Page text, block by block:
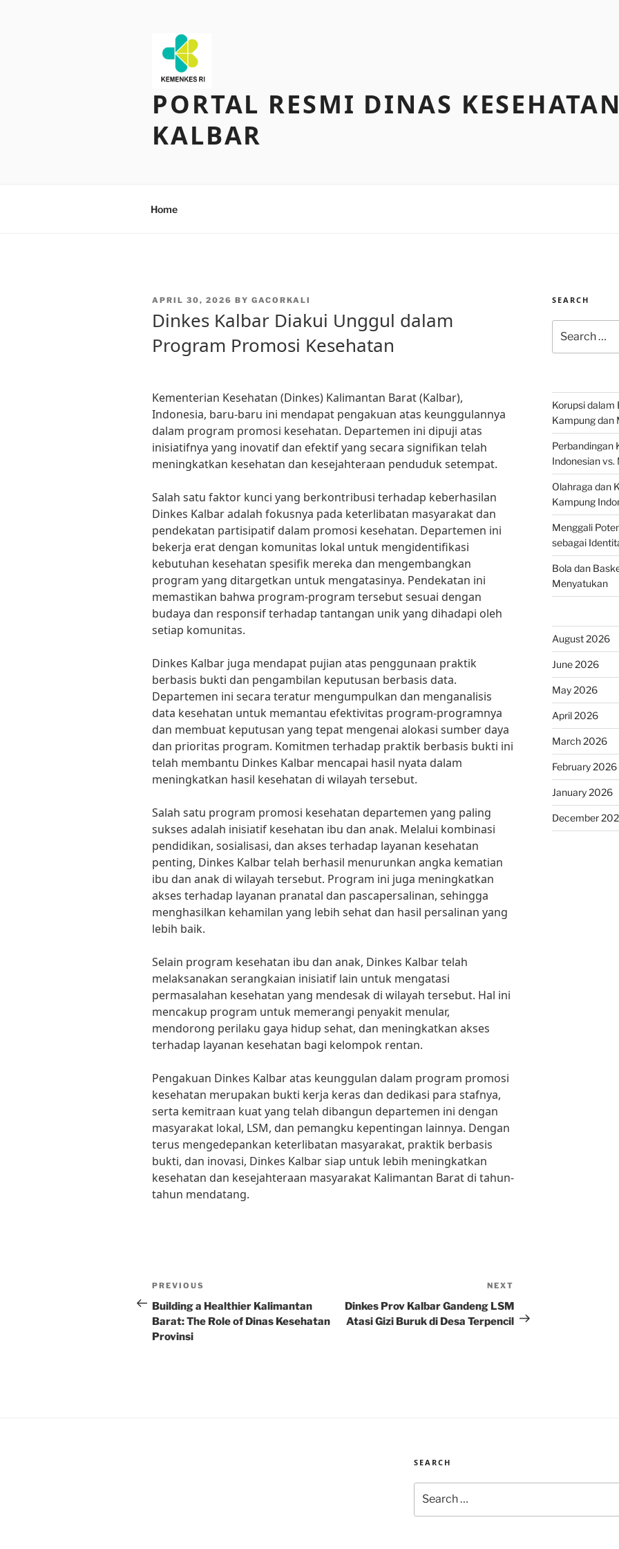
PORTAL RESMI DINAS
KALBAR
Home
POSTED
APRIL 30, 2026 BY GACORKALI
Dinkes Kalbar Diakui Unggul dalam
Program Promosi Kesehatan
Kementerian Kesehatan (Dinkes) Kalimantan Barat (Kalbar),
Indonesia, baru-baru ini mendapat pengakuan atas keunggulannya
dalam program promosi kesehatan. Departemen ini dipuji atas
inisiatifnya yang inovatif dan efektif yang secara signifikan telah
meningkatkan kesehatan dan kesejahteraan penduduk setempat.
Salah satu faktor kunci yang berkontribusi terhadap keberhasilan
Dinkes Kalbar adalah fokusnya pada keterlibatan masyarakat dan
pendekatan partisipatif dalam promosi kesehatan. Departemen ini
bekerja erat dengan komunitas lokal untuk mengidentifikasi
kebutuhan kesehatan spesifik mereka dan mengembangkan
program yang ditargetkan untuk mengatasinya. Pendekatan ini
memastikan bahwa program-program tersebut sesuai dengan
budaya dan responsif terhadap tantangan unik yang dihadapi oleh
setiap komunitas.
Dinkes Kalbar juga mendapat pujian atas penggunaan praktik
berbasis bukti dan pengambilan keputusan berbasis data.
Departemen ini secara teratur mengumpulkan dan menganalisis
data kesehatan untuk memantau efektivitas program-programnya
dan membuat keputusan yang tepat mengenai alokasi sumber daya
dan prioritas program. Komitmen terhadap praktik berbasis bukti ini
telah membantu Dinkes Kalbar mencapai hasil nyata dalam
meningkatkan hasil kesehatan di wilayah tersebut.
Salah satu program promosi kesehatan departemen yang paling
sukses adalah inisiatif kesehatan ibu dan anak. Melalui kombinasi
pendidikan, sosialisasi, dan akses terhadap layanan kesehatan
penting, Dinkes Kalbar telah berhasil menurunkan angka kematian
ibu dan anak di wilayah tersebut. Program ini juga meningkatkan
akses terhadap layanan pranatal dan pascapersalinan, sehingga
menghasilkan kehamilan yang lebih sehat dan hasil persalinan yang
lebih baik.
Selain program kesehatan ibu dan anak, Dinkes Kalbar telah
melaksanakan serangkaian inisiatif lain untuk mengatasi
permasalahan kesehatan yang mendesak di wilayah tersebut. Hal ini
mencakup program untuk memerangi penyakit menular,
mendorong perilaku gaya hidup sehat, dan meningkatkan akses
terhadap layanan kesehatan bagi kelompok rentan.
Pengakuan Dinkes Kalbar atas keunggulan dalam program promosi
kesehatan merupakan bukti kerja keras dan dedikasi para stafnya,
serta kemitraan kuat yang telah dibangun departemen ini dengan
masyarakat lokal, LSM, dan pemangku kepentingan lainnya. Dengan
terus mengedepankan keterlibatan masyarakat, praktik berbasis
bukti, dan inovasi, Dinkes Kalbar siap untuk lebih meningkatkan
kesehatan dan kesejahteraan masyarakat Kalimantan Barat di tahun-
tahun mendatang.
Post
navigation
Previous
Post
PREVIOUS
Building a Healthier Kalimantan
Barat: The Role of Dinas Kesehatan
Provinsi
Post
NEXT
Dinkes Prov Kalbar Gandeng LSM
Atasi Gizi Buruk di Desa Terpencil
SEARCH
for:
Korupsi dalam
Kampung dan
Perbandingan
Indonesian vs.
Olahraga dan
Kampung
Menggali
sebagai
Bola dan
Menyatukan
August 2026
June 2026
May 2026
April 2026
March 2026
February 2026
January 2026
December
SEARCH
for: